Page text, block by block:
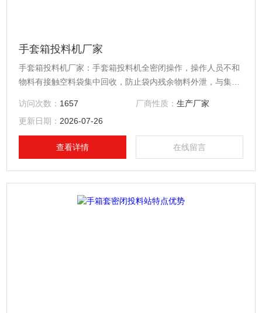
手套箱投料机厂家
手套箱投料机厂家：手套箱投料机全密闭操作，操作人员不和
物料有接触空料袋集中回收，防止袋内残余物料外泄，与集尘
访问次数： 1657 厂商性质： 生产厂家
更新日期： 2026-07-26
查看详情 在线留言